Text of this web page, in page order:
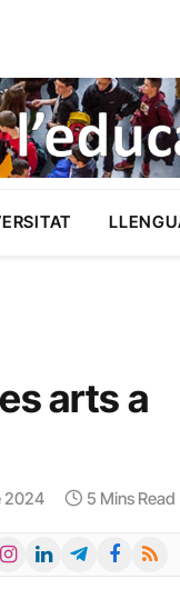
arts a
2024 5 Mins Read
LinkedInTelegramFacebook
RSS